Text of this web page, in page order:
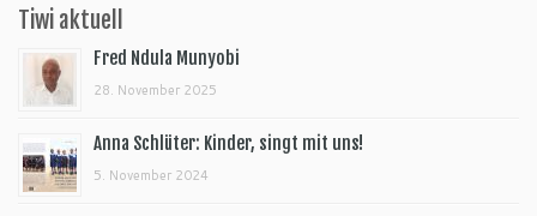
Tiwi aktuell
Fred Ndula Munyobi
28. November 2025
Anna Schlüter: Kinder, singt mit uns!
5. November 2024